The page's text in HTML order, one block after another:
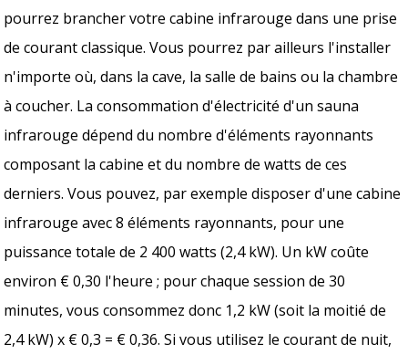
pourrez brancher votre cabine infrarouge dans une prise
de courant classique. Vous pourrez par ailleurs l'installer
n'importe où, dans la cave, la salle de bains ou la chambre
à coucher. La consommation d'électricité d'un sauna
infrarouge dépend du nombre d'éléments rayonnants
composant la cabine et du nombre de watts de ces
derniers. Vous pouvez, par exemple disposer d'une cabine
infrarouge avec 8 éléments rayonnants, pour une
puissance totale de 2 400 watts (2,4 kW). Un kW coûte
environ € 0,30 l'heure ; pour chaque session de 30
minutes, vous consommez donc 1,2 kW (soit la moitié de
2,4 kW) x € 0,3 = € 0,36. Si vous utilisez le courant de nuit,